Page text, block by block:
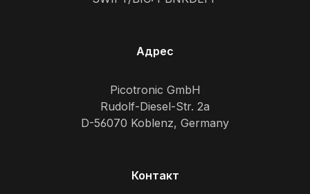
Адрес
Picotronic GmbH
Rudolf-Diesel-Str. 2a
D-56070 Koblenz, Germany
Контакт